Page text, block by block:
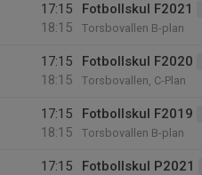
17:15
18:15
Fotbollskul F2021
Torsbovallen B-plan
17:15
18:15
Fotbollskul F2020
Torsbovallen, C-Plan
17:15
18:15
Fotbollskul F2019
Torsbovallen B-plan
17:15
Fotbollskul P2021